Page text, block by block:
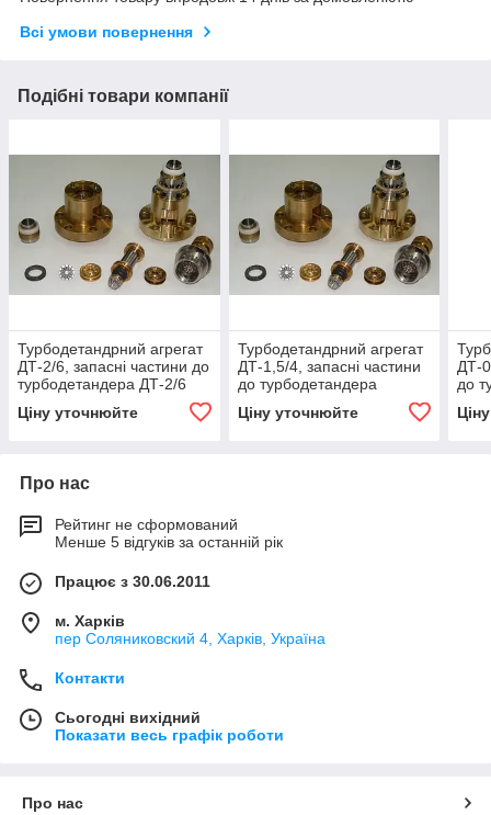
Всі умови повернення
Подібні товари компанії
Турбодетандрний агрегат
ДТ-2/6, запасні частини до
турбодетандера ДТ-2/6
Ціну уточнюйте
Турбодетандрний агрегат
ДТ-1,5/4, запасні частини
до турбодетандера
Ціну уточнюйте
ДТ-
до
Про нас
Рейтинг не сформований
Менше 5 відгуків за останній рік
Працює з 30.06.2011
м. Харків
пер Соляниковский 4, Харків, Україна
Контакти
Сьогодні вихідний
Показати весь графік роботи
Про нас